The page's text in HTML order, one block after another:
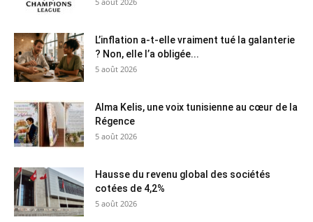
L’inflation a-t-elle vraiment tué la galanterie
? Non, elle l’a obligée...
5 août 2026
Alma Kelis, une voix tunisienne au cœur de la
Régence
5 août 2026
Hausse du revenu global des sociétés
cotées de 4,2%
5 août 2026